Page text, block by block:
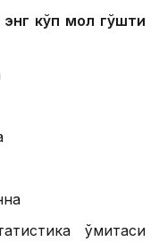
кўп мол гўшти
қўмитаси